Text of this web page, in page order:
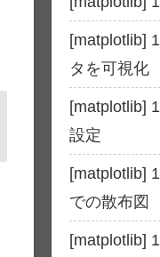
[matplotlib]
タを可視化
[matplotlib]
設定
[matplotlib]
での散布図
[matplotlib]